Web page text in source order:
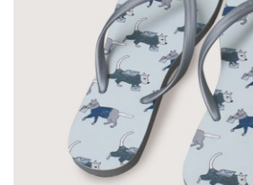
加入購物車
|預購|海灘
NT$420